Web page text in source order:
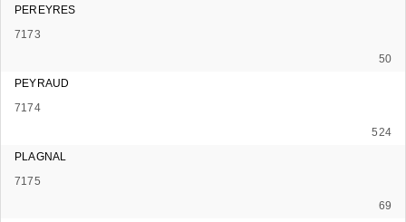
PEREYRES
7173
50
PEYRAUD
7174
524
PLAGNAL
7175
69